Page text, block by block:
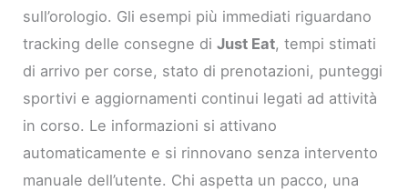
sull’orologio. Gli esempi più immediati riguardano
tracking delle consegne diJust Eat, tempi stimati
di arrivo per corse, stato di prenotazioni, punteggi
sportivi e aggiornamenti continui legati ad attività
in corso. Le informazioni si attivano
automaticamente e si rinnovano senza intervento
manuale dell’utente. Chi aspetta un pacco, una